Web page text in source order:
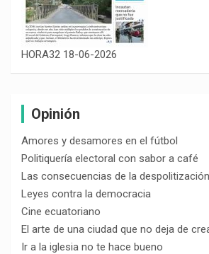
HORA32 18-06-2026
Opinión
Amores y desamores en el fútbol
Politiquería electoral con sabor a café
Las consecuencias de la
Leyes contra la democracia
Cine ecuatoriano
El arte de una ciudad que no deja de
Ir a la iglesia no te hace bueno